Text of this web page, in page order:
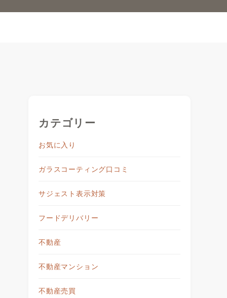
カテゴリー
お気に入り
ガラスコーティング口コミ
サジェスト表示対策
フードデリバリー
不動産
不動産マンション
不動産売買